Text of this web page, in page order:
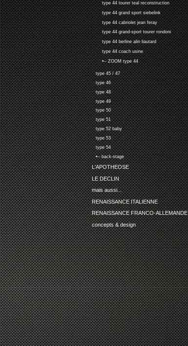
type 44 tourer teal reconstruction
type 44 grand sport siebelink
type 44 cabriolet jean feray
type 44 grand-sport tourer rondoni
type 44 berline alin liautard
type 44 coach usine
•-- ZOOM type 44
type 45 / 47
type 46
type 48
type 49
type 50
type 51
type 52 baby
type 53
type 54
•-- back-stage
L'APOTHEOSE
LE DECLIN
mais aussi...
RENAISSANCE ITALIENNE
RENAISSANCE FRANCO-ALLEMANDE
concepts & design